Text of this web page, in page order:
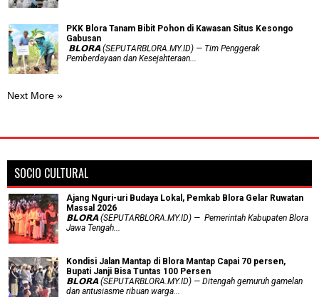
PKK Blora Tanam Bibit Pohon di Kawasan Situs Kesongo
Gabusan
‎ 𝗕𝗟𝗢𝗥𝗔 (SEPUTARBLORA.MY.ID) — Tim Penggerak
Pemberdayaan dan Kesejahteraan...
Next More »
SOCIO CULTURAL
Ajang Nguri-uri Budaya Lokal, Pemkab Blora Gelar Ruwatan
Massal 2026
𝗕𝗟𝗢𝗥𝗔 (SEPUTARBLORA.MY.ID) — Pemerintah Kabupaten Blora
Jawa Tengah...
Kondisi Jalan Mantap di Blora Mantap Capai 70 persen,
Bupati Janji Bisa Tuntas 100 Persen
𝗕𝗟𝗢𝗥𝗔 (SEPUTARBLORA.MY.ID) — Ditengah gemuruh gamelan
dan antusiasme ribuan warga...